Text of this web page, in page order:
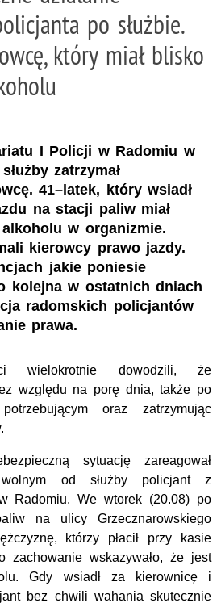
po służbie.
który miał blisko
I Policji w Radomiu w
zatrzymał
41–latek, który wsiadł
na stacji paliw miał
w organizmie.
kierowcy prawo jazdy.
jakie poniesie
kolejna w ostatnich dniach
radomskich policjantów
prawa.
wielokrotnie dowodzili, że
względu na porę dnia, także po
oraz zatrzymując
sytuację zareagował
od służby policjant z
Radomiu. We wtorek (20.08) po
na ulicy Grzecznarowskiego
którzy płacił przy kasie
zachowanie wskazywało, że jest
Gdy wsiadł za kierownicę i
bez chwili wahania skutecznie